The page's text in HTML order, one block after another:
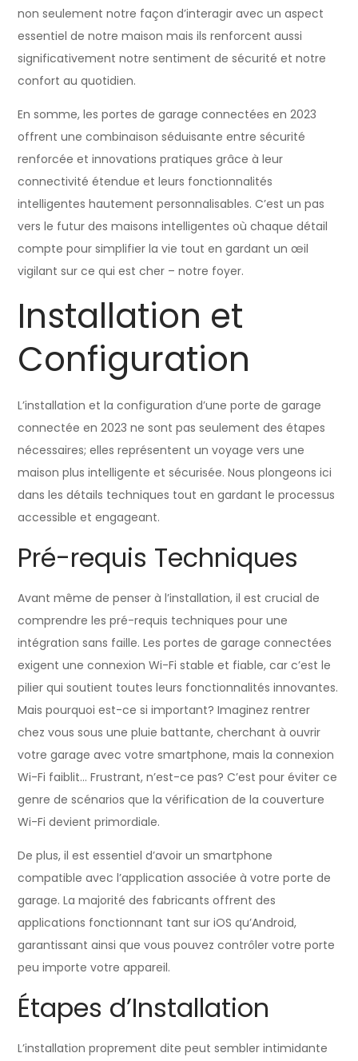
non seulement notre façon d’interagir avec un aspect
essentiel de notre maison mais ils renforcent aussi
significativement notre sentiment de sécurité et notre
confort au quotidien.
En somme, les portes de garage connectées en 2023
offrent une combinaison séduisante entre sécurité
renforcée et innovations pratiques grâce à leur
connectivité étendue et leurs fonctionnalités
intelligentes hautement personnalisables. C’est un pas
vers le futur des maisons intelligentes où chaque détail
compte pour simplifier la vie tout en gardant un œil
vigilant sur ce qui est cher – notre foyer.
Installation et
Configuration
L’installation et la configuration d’une porte de garage
connectée en 2023 ne sont pas seulement des étapes
nécessaires; elles représentent un voyage vers une
maison plus intelligente et sécurisée. Nous plongeons ici
dans les détails techniques tout en gardant le processus
accessible et engageant.
Pré-requis Techniques
Avant même de penser à l’installation, il est crucial de
comprendre les pré-requis techniques pour une
intégration sans faille. Les portes de garage connectées
exigent une connexion Wi-Fi stable et fiable, car c’est le
pilier qui soutient toutes leurs fonctionnalités innovantes.
Mais pourquoi est-ce si important? Imaginez rentrer
chez vous sous une pluie battante, cherchant à ouvrir
votre garage avec votre smartphone, mais la connexion
Wi-Fi faiblit… Frustrant, n’est-ce pas? C’est pour éviter ce
genre de scénarios que la vérification de la couverture
Wi-Fi devient primordiale.
De plus, il est essentiel d’avoir un smartphone
compatible avec l’application associée à votre porte de
garage. La majorité des fabricants offrent des
applications fonctionnant tant sur iOS qu’Android,
garantissant ainsi que vous pouvez contrôler votre porte
peu importe votre appareil.
Étapes d’Installation
L’installation proprement dite peut sembler intimidante